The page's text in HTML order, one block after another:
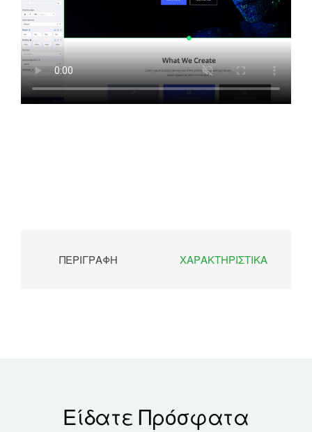
ΠΕΡΙΓΡΑΦΉ ΧΑΡΑΚΤΗΡΙΣΤΙΚΆ
Είδατε Πρόσφατα